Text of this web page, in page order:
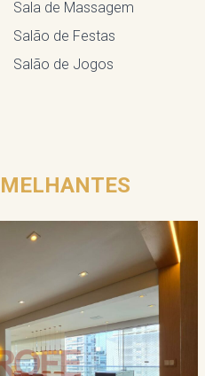
Sala de Massagem
Salão de Festas
Salão de Jogos